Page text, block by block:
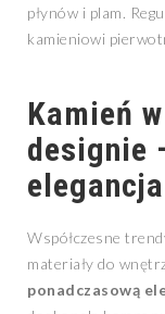
płynów i plam.
kamieniowi
Kamień
designie
elegancja
Współczesne
materiały do
ponadczasową